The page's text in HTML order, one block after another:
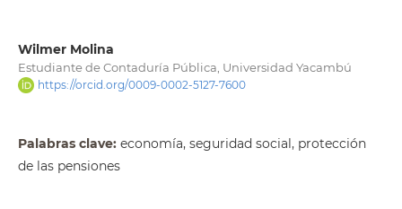
Wilmer Molina
Estudiante de Contaduría Pública, Universidad Yacambú
https://orcid.org/0009-0002-5127-7600
Palabras clave: economía, seguridad social, protección
de las pensiones